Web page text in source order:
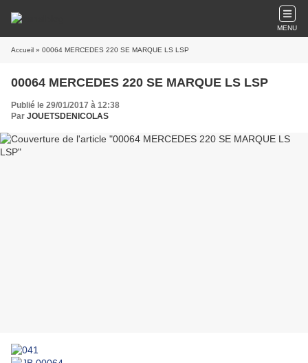
MENU
Accueil » 00064 MERCEDES 220 SE MARQUE LS LSP
00064 MERCEDES 220 SE MARQUE LS LSP
Publié le 29/01/2017 à 12:38
Par JOUETSDENICOLAS